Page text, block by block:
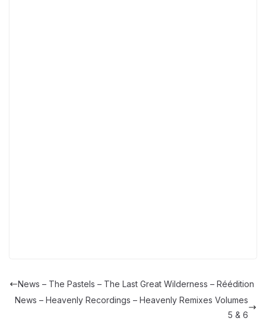
News – The Pastels – The Last Great Wilderness – Réédition
News – Heavenly Recordings – Heavenly Remixes Volumes
5 & 6